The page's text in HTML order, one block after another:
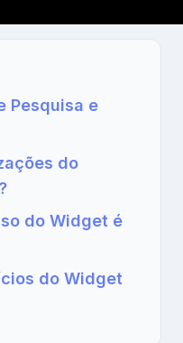
Pesquisa e
do
do Widget é
do Widget